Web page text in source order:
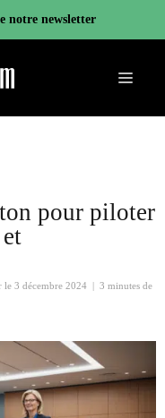
notre newsletter
Menu
pour piloter
le 3 décembre 2024
3 minutes de